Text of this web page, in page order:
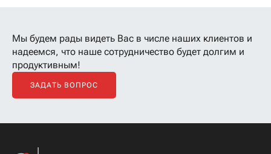
Мы будем рады видеть Вас в числе наших клиентов и
надеемся, что наше сотрудничество будет долгим и
продуктивным!
ЗАДАТЬ ВОПРОС